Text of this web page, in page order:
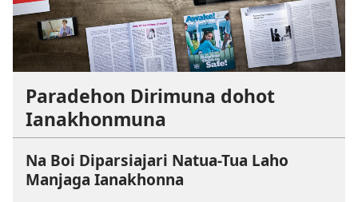
Paradehon Dirimuna dohot
Ianakhonmuna
Na Boi Diparsiajari Natua-Tua Laho
Manjaga Ianakhonna